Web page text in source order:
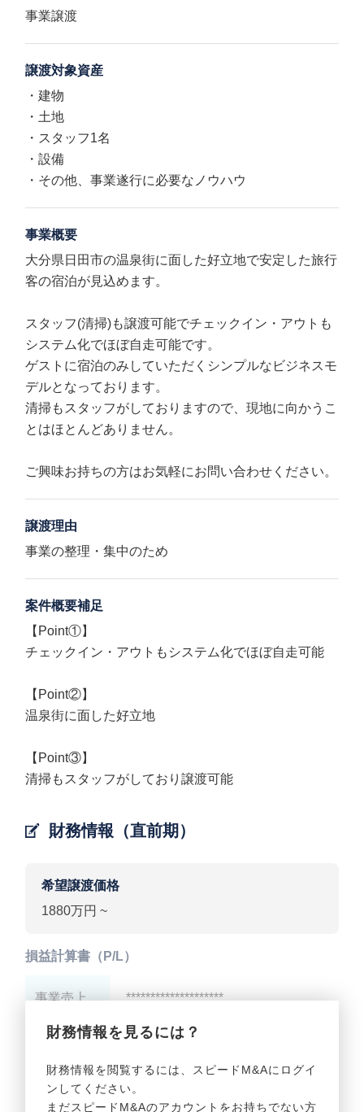
事業譲渡
譲渡対象資産
・建物
・土地
・スタッフ1名
・設備
・その他、事業遂行に必要なノウハウ
事業概要
大分県日田市の温泉街に面した好立地で安定した旅行
客の宿泊が見込めます。
スタッフ(清掃)も譲渡可能でチェックイン・アウトも
システム化でほぼ自走可能です。
ゲストに宿泊のみしていただくシンプルなビジネスモ
デルとなっております。
清掃もスタッフがしておりますので、現地に向かうこ
とはほとんどありません。
ご興味お持ちの方はお気軽にお問い合わせください。
譲渡理由
事業の整理・集中のため
案件概要補足
【Point①】
チェックイン・アウトもシステム化でほぼ自走可能
【Point②】
温泉街に面した好立地
【Point③】
清掃もスタッフがしており譲渡可能
財務情報（直前期）
希望譲渡価格
1880万円 ~
財務情報を見るには？
財務情報を閲覧するには、スピードM&Aにログイ
ンしてください。
まだスピードM&Aのアカウントをお持ちでない方
損益計算書（P/L）
事業売上 ********************
事業利益 ********************
貸借対照表（B/S）